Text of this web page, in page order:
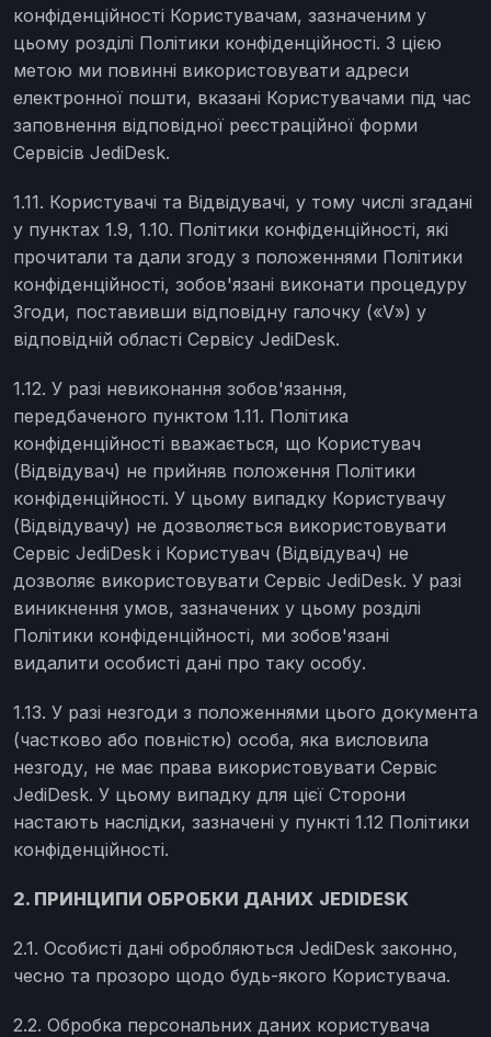
конфіденційності Користувачам, зазначеним у
цьому розділі Політики конфіденційності. З цією
метою ми повинні використовувати адреси
електронної пошти, вказані Користувачами під час
заповнення відповідної реєстраційної форми
Сервісів JediDesk.
1.11. Користувачі та Відвідувачі, у тому числі згадані
у пунктах 1.9, 1.10. Політики конфіденційності, які
прочитали та дали згоду з положеннями Політики
конфіденційності, зобов'язані виконати процедуру
Згоди, поставивши відповідну галочку («V») у
відповідній області Сервісу JediDesk.
1.12. У разі невиконання зобов'язання,
передбаченого пунктом 1.11. Політика
конфіденційності вважається, що Користувач
(Відвідувач) не прийняв положення Політики
конфіденційності. У цьому випадку Користувачу
(Відвідувачу) не дозволяється використовувати
Сервіс JediDesk і Користувач (Відвідувач) не
дозволяє використовувати Сервіс JediDesk. У разі
виникнення умов, зазначених у цьому розділі
Політики конфіденційності, ми зобов'язані
видалити особисті дані про таку особу.
1.13. У разі незгоди з положеннями цього документа
(частково або повністю) особа, яка висловила
незгоду, не має права використовувати Сервіс
JediDesk. У цьому випадку для цієї Сторони
настають наслідки, зазначені у пункті 1.12 Політики
конфіденційності.
2. ПРИНЦИПИ ОБРОБКИ ДАНИХ JEDIDESK
2.1. Особисті дані обробляються JediDesk законно,
чесно та прозоро щодо будь-якого Користувача.
2.2. Обробка персональних даних користувача